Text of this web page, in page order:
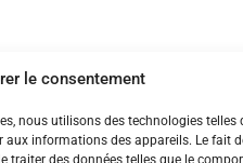
le consentement
nous utilisons des technologies telles
aux informations des appareils. Le fait
traiter des données telles que le